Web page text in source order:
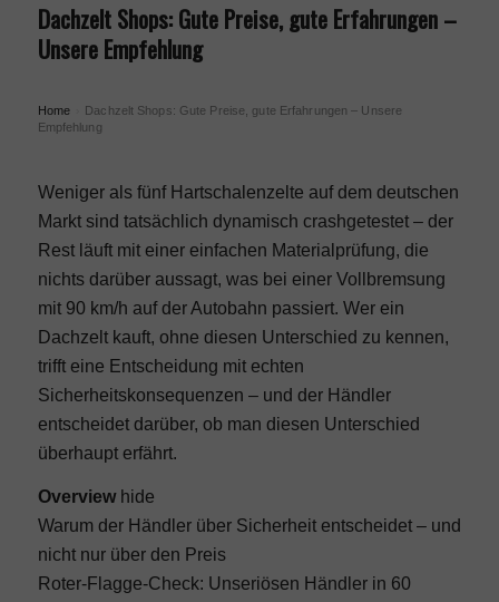
Dachzelt Shops: Gute Preise, gute Erfahrungen –
Unsere Empfehlung
Home
Dachzelt Shops: Gute Preise, gute Erfahrungen – Unsere
Empfehlung
Weniger als fünf Hartschalenzelte auf dem deutschen
Markt sind tatsächlich dynamisch crashgetestet – der
Rest läuft mit einer einfachen Materialprüfung, die
nichts darüber aussagt, was bei einer Vollbremsung
mit 90 km/h auf der Autobahn passiert. Wer ein
Dachzelt kauft, ohne diesen Unterschied zu kennen,
trifft eine Entscheidung mit echten
Sicherheitskonsequenzen – und der Händler
entscheidet darüber, ob man diesen Unterschied
überhaupt erfährt.
Overview hide
Warum der Händler über Sicherheit entscheidet – und
nicht nur über den Preis
Roter-Flagge-Check: Unseriösen Händler in 60